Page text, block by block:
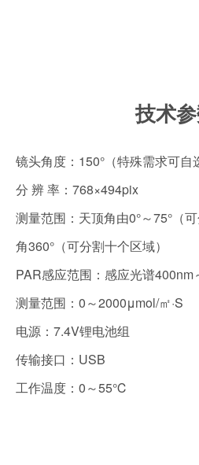
技术
镜头角度：150°（特殊需求可自
分 辨 率：768×494pix
测量范围：天顶角由0°～75°（
角360°（可分割十个区域）
PAR感应范围：感应光谱400nm
测量范围：0～2000μmol/㎡·S
电源：7.4V锂电池组
传输接口：USB
工作温度：0～55℃